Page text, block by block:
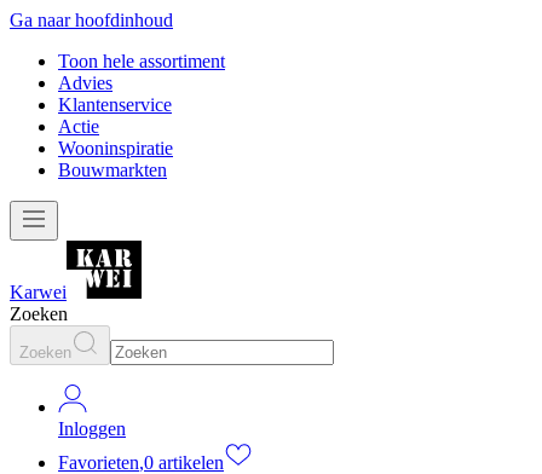
Ga naar hoofdinhoud
Toon hele assortiment
Advies
Klantenservice
Actie
Wooninspiratie
Bouwmarkten
Karwei
Zoeken
Zoeken
Inloggen
Favorieten,0 artikelen